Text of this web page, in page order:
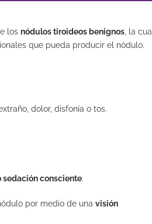
los nódulos tiroideos benignos , la cual
que pueda producir el nódulo.
dolor, disfonía o tos.
consciente.
por medio de una visión